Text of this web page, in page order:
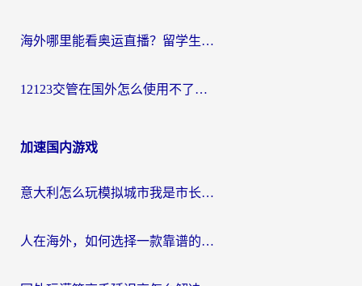
海外哪里能看奥运直播？留学生&海外华人必看的体育赛事观赛终极指南
12123交管在国外怎么使用不了？海外华人必看的无缝访问国内资源指南
加速国内游戏
意大利怎么玩模拟城市我是市长？海外党国服游戏加速终极攻略（附三国3量子特攻解决办法）
人在海外，如何选择一款靠谱的玩剑灵2加速器？